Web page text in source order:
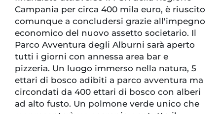
Campania per circa 400 mila euro, è riuscito
comunque a concludersi grazie all'impegno
economico del nuovo assetto societario. Il
Parco Avventura degli Alburni sarà aperto
tutti i giorni con annessa area bar e
pizzeria. Un luogo immerso nella natura, 5
ettari di bosco adibiti a parco avventura ma
circondati da 400 ettari di bosco con alberi
ad alto fusto. Un polmone verde unico che